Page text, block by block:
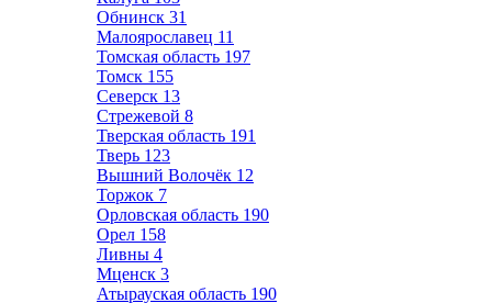
Обнинск 31
Малоярославец 11
Томская область 197
Томск 155
Северск 13
Стрежевой 8
Тверская область 191
Тверь 123
Вышний Волочёк 12
Торжок 7
Орловская область 190
Орел 158
Ливны 4
Мценск 3
Атырауская область 190